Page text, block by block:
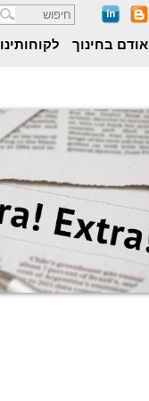
חיפוש
אודם בחינוך לקוחותינו